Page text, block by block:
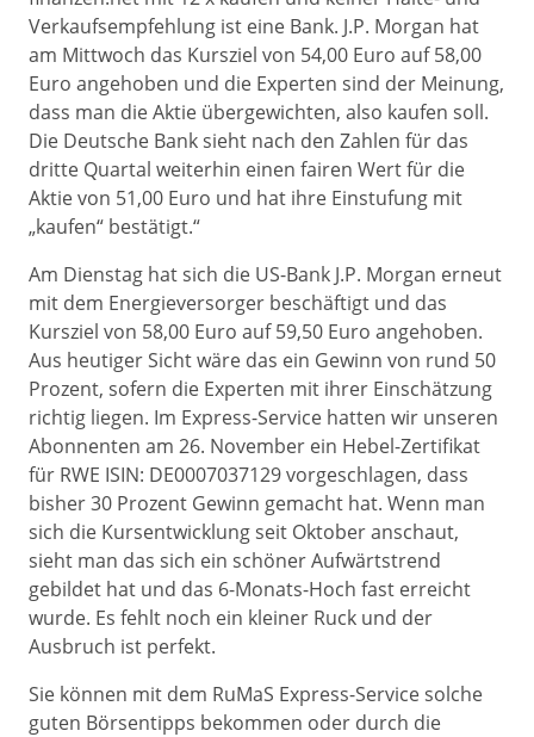
Verkaufsempfehlung ist eine Bank. J.P. Morgan hat
am Mittwoch das Kursziel von 54,00 Euro auf 58,00
Euro angehoben und die Experten sind der Meinung,
dass man die Aktie übergewichten, also kaufen soll.
Die Deutsche Bank sieht nach den Zahlen für das
dritte Quartal weiterhin einen fairen Wert für die
Aktie von 51,00 Euro und hat ihre Einstufung mit
„kaufen“ bestätigt.“
Am Dienstag hat sich die US-Bank J.P. Morgan erneut
mit dem Energieversorger beschäftigt und das
Kursziel von 58,00 Euro auf 59,50 Euro angehoben.
Aus heutiger Sicht wäre das ein Gewinn von rund 50
Prozent, sofern die Experten mit ihrer Einschätzung
richtig liegen. Im Express-Service hatten wir unseren
Abonnenten am 26. November ein Hebel-Zertifikat
für RWE ISIN: DE0007037129 vorgeschlagen, dass
bisher 30 Prozent Gewinn gemacht hat. Wenn man
sich die Kursentwicklung seit Oktober anschaut,
sieht man das sich ein schöner Aufwärtstrend
gebildet hat und das 6-Monats-Hoch fast erreicht
wurde. Es fehlt noch ein kleiner Ruck und der
Ausbruch ist perfekt.
Sie können mit dem RuMaS Express-Service solche
guten Börsentipps bekommen oder durch die